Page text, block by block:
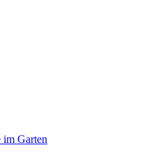
im Garten